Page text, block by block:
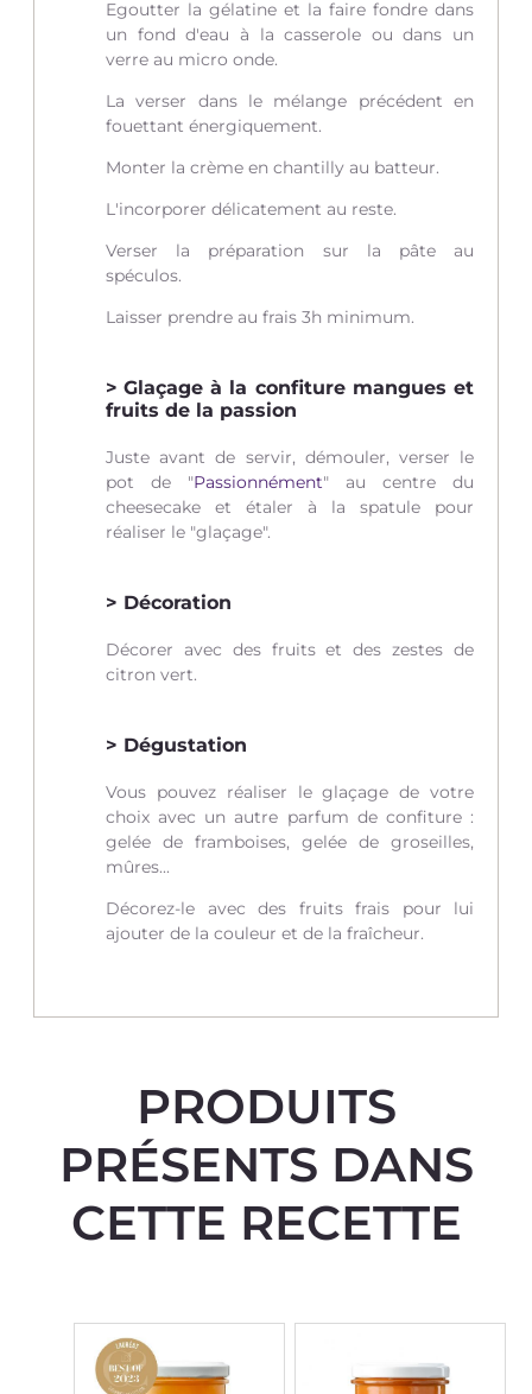
Egoutter la gélatine et la faire fondre dans
un fond d'eau à la casserole ou dans un
verre au micro onde.
La verser dans le mélange précédent en
fouettant énergiquement.
Monter la crème en chantilly au batteur.
L'incorporer délicatement au reste.
Verser la préparation sur la pâte au
spéculos.
Laisser prendre au frais 3h minimum.
Glaçage à la confiture mangues et
fruits de la passion
Juste avant de servir, démouler, verser le
pot de "Passionnément" au centre du
cheesecake et étaler à la spatule pour
réaliser le "glaçage".
Décoration
Décorer avec des fruits et des zestes de
citron vert.
Dégustation
Vous pouvez réaliser le glaçage de votre
choix avec un autre parfum de confiture :
gelée de framboises, gelée de groseilles,
mûres...
Décorez-le avec des fruits frais pour lui
ajouter de la couleur et de la fraîcheur.
PRODUITS
PRÉSENTS DANS
CETTE RECETTE